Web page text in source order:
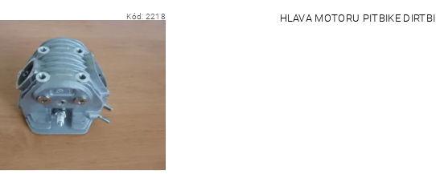
Kód: 2218 HLAVA MOTORU PITBIKE